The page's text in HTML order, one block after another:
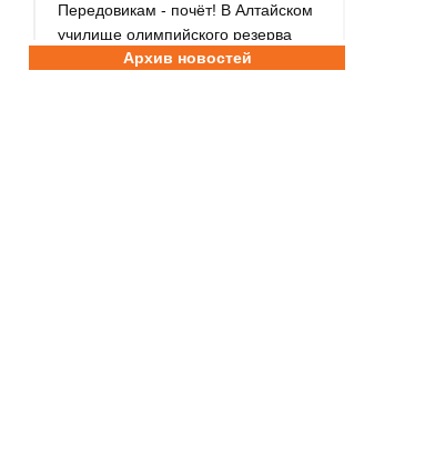
Передовикам - почёт! В Алтайском
училище олимпийского резерва
состоялось награждение
Архив новостей